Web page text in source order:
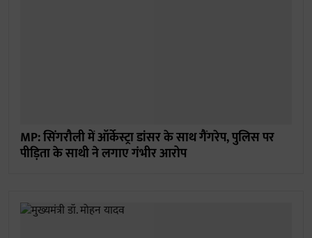
MP: सिंगरौली में ऑर्केस्ट्रा डांसर के साथ गैंगरेप, पुलिस पर
पीड़िता के साथी ने लगाए गंभीर आरोप